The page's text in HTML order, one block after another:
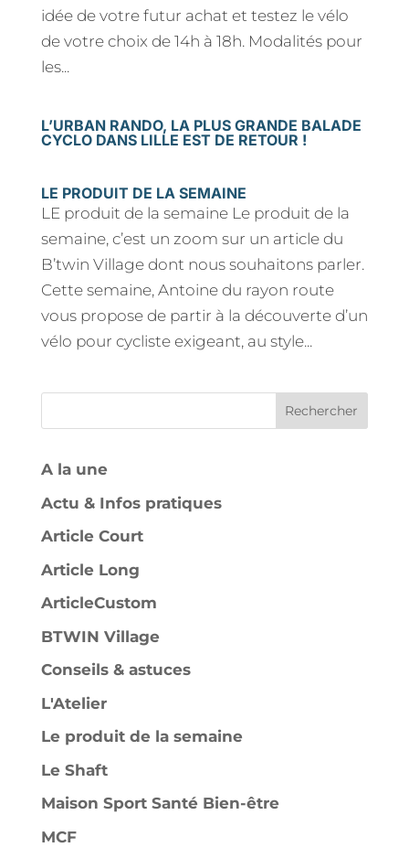
idée de votre futur achat et testez le vélo
de votre choix de 14h à 18h. Modalités pour
les...
L’URBAN RANDO, LA PLUS GRANDE BALADE
CYCLO DANS LILLE EST DE RETOUR !
LE PRODUIT DE LA SEMAINE
LE produit de la semaine Le produit de la
semaine, c’est un zoom sur un article du
B’twin Village dont nous souhaitons parler.
Cette semaine, Antoine du rayon route
vous propose de partir à la découverte d’un
vélo pour cycliste exigeant, au style...
Rechercher
A la une
Actu & Infos pratiques
Article Court
Article Long
ArticleCustom
BTWIN Village
Conseils & astuces
L'Atelier
Le produit de la semaine
Le Shaft
Maison Sport Santé Bien-être
MCF